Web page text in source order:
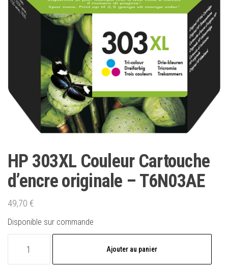
HP 303XL Couleur Cartouche
d’encre originale – T6N03AE
49,70 €
Disponible sur commande
Ajouter au panier